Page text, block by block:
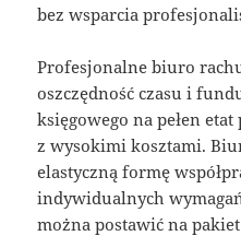
bez wsparcia
Profesjonalne biuro
oszczędność czasu i
księgowego na pełen etat
z wysokimi kosztami.
elastyczną formę
indywidualnych
można postawić na